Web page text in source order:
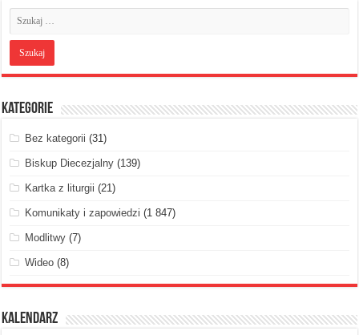
Kategorie
Bez kategorii (31)
Biskup Diecezjalny (139)
Kartka z liturgii (21)
Komunikaty i zapowiedzi (1 847)
Modlitwy (7)
Wideo (8)
Kalendarz